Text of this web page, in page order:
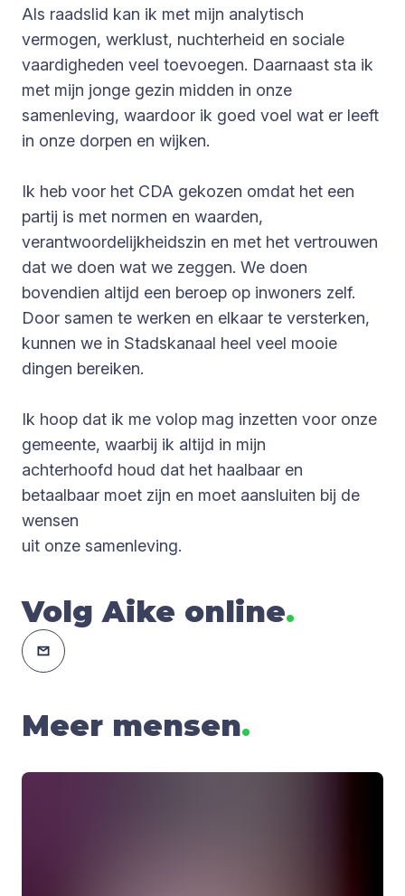
Als raadslid kan ik met mijn analytisch
vermogen, werklust, nuchterheid en sociale
vaardigheden veel toevoegen. Daarnaast sta ik
met mijn jonge gezin midden in onze
samenleving, waardoor ik goed voel wat er leeft
in onze dorpen en wijken.
Ik heb voor het CDA gekozen omdat het een
partij is met normen en waarden,
verantwoordelijkheidszin en met het vertrouwen
dat we doen wat we zeggen. We doen
bovendien altijd een beroep op inwoners zelf.
Door samen te werken en elkaar te versterken,
kunnen we in Stadskanaal heel veel mooie
dingen bereiken.
Ik hoop dat ik me volop mag inzetten voor onze
gemeente, waarbij ik altijd in mijn
achterhoofd houd dat het haalbaar en
betaalbaar moet zijn en moet aansluiten bij de
wensen
uit onze samenleving.
Volg Aike online.
Meer mensen.